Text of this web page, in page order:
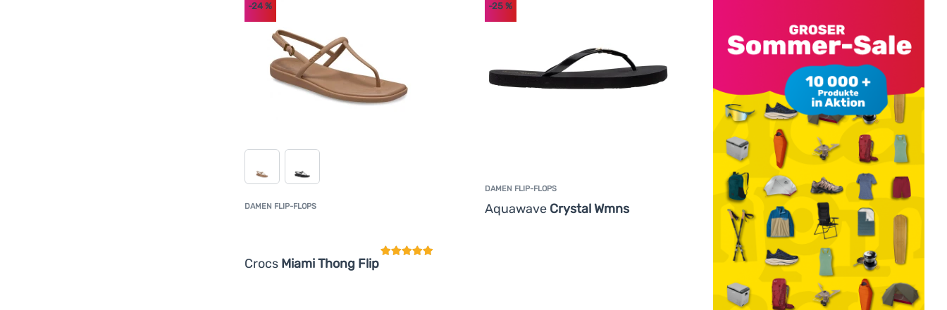
DAMEN FLIP-FLOPS
Crocs Miami Thong Flip
-24 %
DAMEN FLIP-FLOPS
Aquawave Crystal Wmns
-25 %